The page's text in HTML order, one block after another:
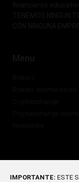
IMPORTANTE: ESTE